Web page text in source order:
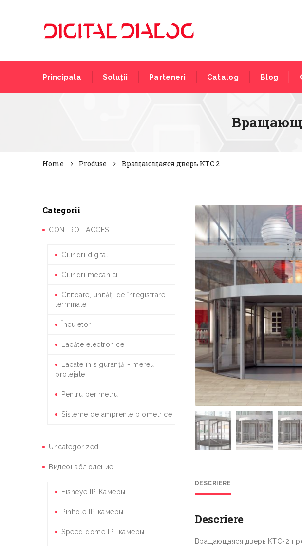
Principala Soluții Parteneri Catalog Blog
Home Produse Вращающаяся дверь KTC 2
Categorii
CONTROL ACCES
Cilindri digitali
Cilindri mecanici
Cititoare, unități de înregistrare,
terminale
Încuietori
Lacăte electronice
Lacate în siguranță - mereu
protejate
Pentru perimetru
Sisteme de amprente biometrice
Uncategorized
Видеонаблюдение
Fisheye IP-Камеры
Pinhole IP-камеры
Speed dome IP- камеры
DESCRIERE
Descriere
Вращающаяся дверь KTC-2